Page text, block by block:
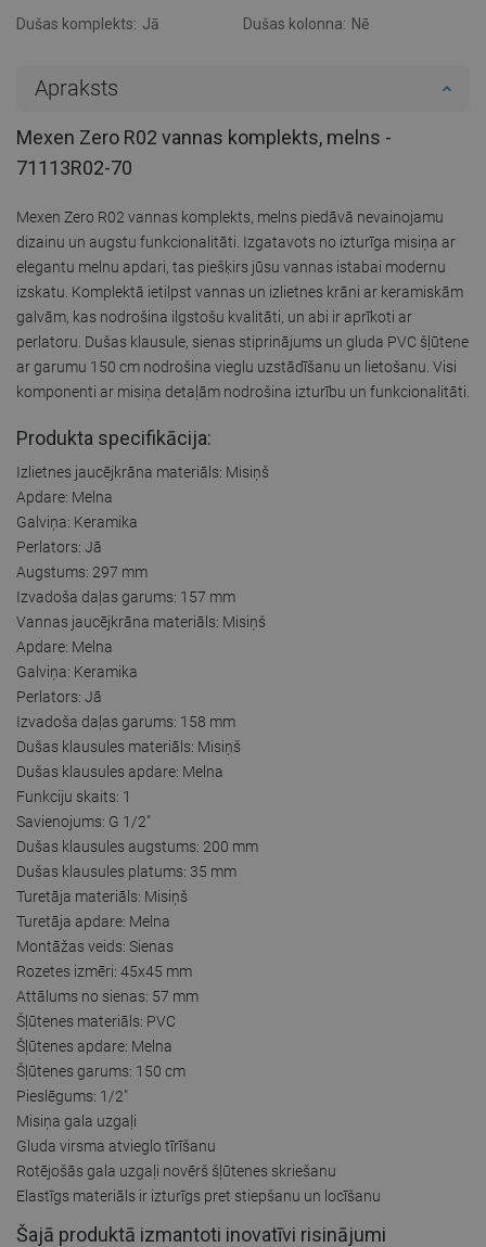
Dušas komplekts: Jā Dušas kolonna: Nē
Apraksts
Mexen Zero R02 vannas komplekts, melns -
71113R02-70
Mexen Zero R02 vannas komplekts, melns piedāvā nevainojamu
dizainu un augstu funkcionalitāti. Izgatavots no izturīga misiņa ar
elegantu melnu apdari, tas piešķirs jūsu vannas istabai modernu
izskatu. Komplektā ietilpst vannas un izlietnes krāni ar keramiskām
galvām, kas nodrošina ilgstošu kvalitāti, un abi ir aprīkoti ar
perlatoru. Dušas klausule, sienas stiprinājums un gluda PVC šļūtene
ar garumu 150 cm nodrošina vieglu uzstādīšanu un lietošanu. Visi
komponenti ar misiņa detaļām nodrošina izturību un funkcionalitāti.
Produkta specifikācija:
Izlietnes jaucējkrāna materiāls: Misiņš
Apdare: Melna
Galviņa: Keramika
Perlators: Jā
Augstums: 297 mm
Izvadoša daļas garums: 157 mm
Vannas jaucējkrāna materiāls: Misiņš
Apdare: Melna
Galviņa: Keramika
Perlators: Jā
Izvadoša daļas garums: 158 mm
Dušas klausules materiāls: Misiņš
Dušas klausules apdare: Melna
Funkciju skaits: 1
Savienojums: G 1/2"
Dušas klausules augstums: 200 mm
Dušas klausules platums: 35 mm
Turetāja materiāls: Misiņš
Turetāja apdare: Melna
Montāžas veids: Sienas
Rozetes izmēri: 45x45 mm
Attālums no sienas: 57 mm
Šļūtenes materiāls: PVC
Šļūtenes apdare: Melna
Šļūtenes garums: 150 cm
Pieslēgums: 1/2"
Misiņa gala uzgaļi
Gluda virsma atvieglo tīrīšanu
Rotējošās gala uzgaļi novērš šļūtenes skriešanu
Elastīgs materiāls ir izturīgs pret stiepšanu un locīšanu
Šajā produktā izmantoti inovatīvi risinājumi